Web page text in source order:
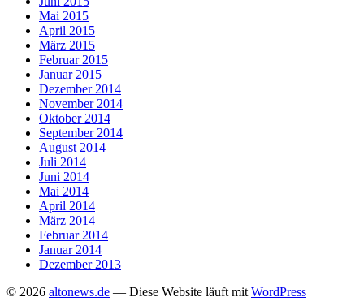
Mai 2015
April 2015
März 2015
Februar 2015
Januar 2015
Dezember 2014
November 2014
Oktober 2014
September 2014
August 2014
Juli 2014
Juni 2014
Mai 2014
April 2014
März 2014
Februar 2014
Januar 2014
Dezember 2013
© 2026 altonews.de — Diese Website läuft mit WordPress